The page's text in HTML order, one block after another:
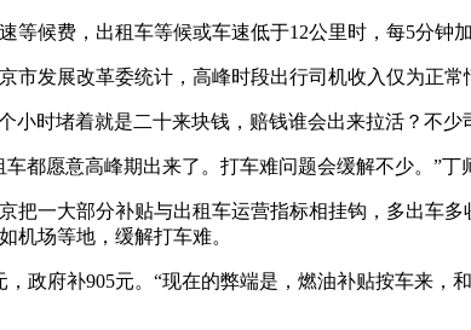
候费，出租车等候或车速低于12公里时，每5分钟加
发展改革委统计，高峰时段出行司机收入仅为正常
小时堵着就是二十来块钱，赔钱谁会出来拉活？不
都愿意高峰期出来了。打车难问题会缓解不少。”丁
把一大部分补贴与出租车运营指标相挂钩，多出车
机场等地，缓解打车难。
政府补905元。“现在的弊端是，燃油补贴按车来